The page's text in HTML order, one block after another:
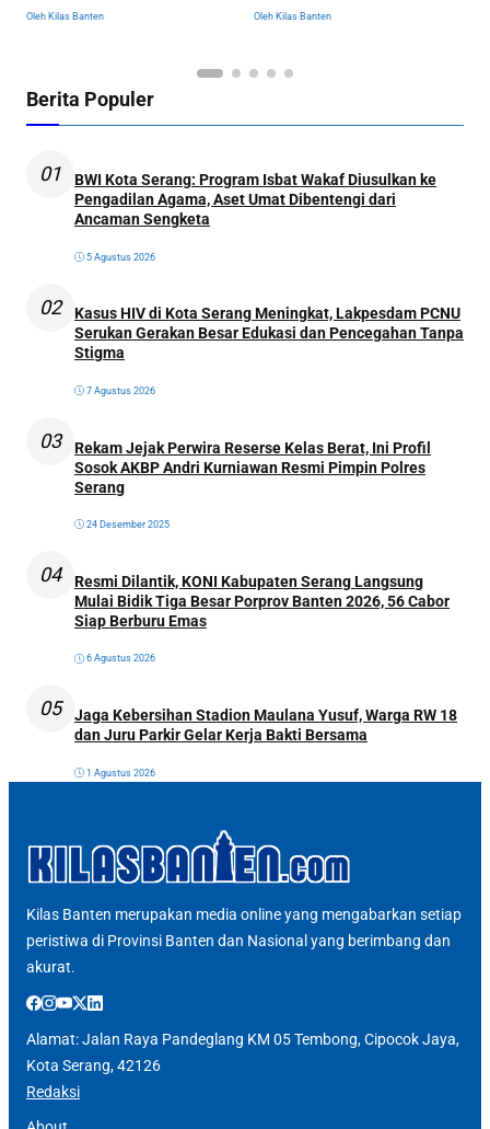
Oleh Kilas Banten Oleh Kilas Banten
Berita Populer
01
BWI Kota Serang: Program Isbat Wakaf Diusulkan ke
Pengadilan Agama, Aset Umat Dibentengi dari
Ancaman Sengketa
5 Agustus 2026
02
Kasus HIV di Kota Serang Meningkat, Lakpesdam PCNU
Serukan Gerakan Besar Edukasi dan Pencegahan Tanpa
Stigma
7 Agustus 2026
03
Rekam Jejak Perwira Reserse Kelas Berat, Ini Profil
Sosok AKBP Andri Kurniawan Resmi Pimpin Polres
Serang
24 Desember 2025
04
Resmi Dilantik, KONI Kabupaten Serang Langsung
Mulai Bidik Tiga Besar Porprov Banten 2026, 56 Cabor
Siap Berburu Emas
6 Agustus 2026
05
Jaga Kebersihan Stadion Maulana Yusuf, Warga RW 18
dan Juru Parkir Gelar Kerja Bakti Bersama
1 Agustus 2026
Kilas Banten merupakan media online yang mengabarkan setiap
peristiwa di Provinsi Banten dan Nasional yang berimbang dan
akurat.
Alamat: Jalan Raya Pandeglang KM 05 Tembong, Cipocok Jaya,
Kota Serang, 42126
Redaksi